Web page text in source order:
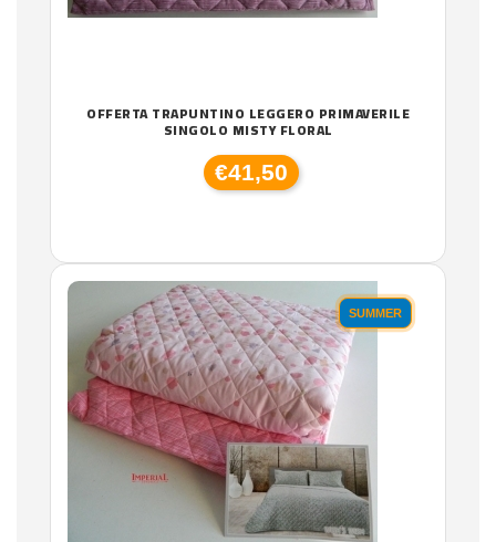
OFFERTA TRAPUNTINO LEGGERO PRIMAVERILE
SINGOLO MISTY FLORAL
€41,50
SUMMER